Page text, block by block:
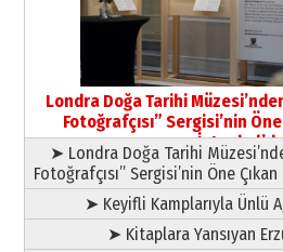
Londra Doğa Tarihi
Fotoğrafçısı” Sergisi’nin
➤ Londra Doğa Tarihi
Fotoğrafçısı” Sergisi’nin Öne
➤ Keyifli Kamplarıyla Ünlü
➤ Kitaplara Yansıyan